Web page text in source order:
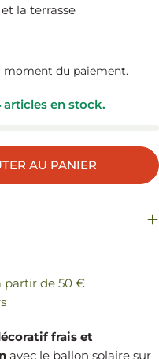
la terrasse
moment du paiement.
articles en stock.
POUR BALLON
QUANTITÉ POUR
AU PANIER
partir de 50 €
frais et
avec le ballon solaire sur